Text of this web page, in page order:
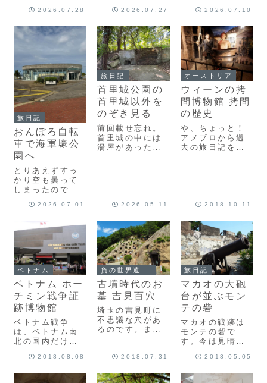
口の案内から出
最初に来た売店
の方へと出てし
ジターセンター
の地上にあった
写真展示も見た
いので、結局ま
た汗だくで階段
を登...
2026.07.28
戦いが過酷にな
れ、負傷兵も
次々と運ばれ、
薬も不足し医療
物資も足りなく
なり、水までも
が十分にはない
という状...
2026.07.27
いう場所に来て
と、空気が変わ
る気がするんで
すよね。なんだ
かタイムスリッ
プするみたいと
いうか。祈りが
込めら...
2026.07.10
旅日記
おんぼろ自転
車で海軍壕公
園へ
とりあえずすっ
かり空も曇って
しまったので、
日に行こうと思
行ってみること
にしました。私
の旅のいつも通
りのコース、戦
争の爪痕を辿る
旅へ。旧海軍司
令壕へ向かいま
す。最寄り駅の
ゆい...
2026.07.01
旅日記
首里城公園の
首里城以外を
のぞき見る
前回載せ忘れ。
首里城の中には
湯屋があったそ
ていた女の人た
だったみたいで
す。露天風呂で
はなかったかも
しれないけど、
ここでの...
2026.05.11
オーストリア
ウィーンの拷
問博物館 拷問
の歴史
や、ちょっと！
アメブロから過
去の旅日記を移
日記を改めて読
がら苦笑
い・・・いやも
う適当過ぎた。
感想はただ、つ
まんなかっ...
2018.10.11
ベトナム
ベトナム ホー
チミン戦争証
跡博物館
ベトナム戦争
は、ベトナム南
北の国内だけに
な国に担がれ、
戦争だったと思
2018.08.08
古墳時代のお
墓 吉見百穴
埼玉の吉見町に
不思議な穴があ
るのです。まる
実はかなりの時
遺産で、一部の
2018.07.31
旅日記
マカオの大砲
台が並ぶモン
テの砦
マカオの戦跡は
モンテの砦で
す。今は見晴ら
見られる場所で
ゃな人間の戦争
2018.05.05